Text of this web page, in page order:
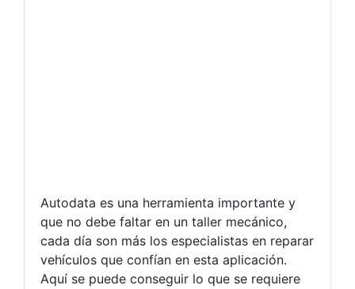
Autodata es una herramienta importante y
que no debe faltar en un taller mecánico,
cada día son más los especialistas en reparar
vehículos que confían en esta aplicación.
Aquí se puede conseguir lo que se requiere